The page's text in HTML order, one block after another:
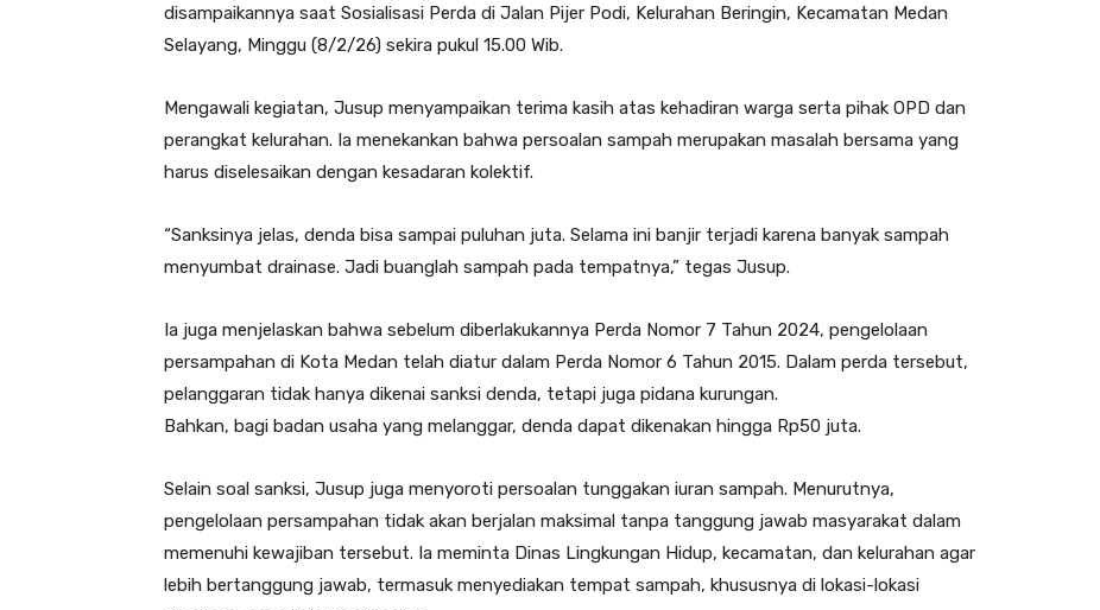
disampaikannya saat Sosialisasi Perda di Jalan Pijer Podi, Kelurahan Beringin, Kecamatan Medan
Selayang, Minggu (8/2/26) sekira pukul 15.00 Wib.
Mengawali kegiatan, Jusup menyampaikan terima kasih atas kehadiran warga serta pihak OPD dan
perangkat kelurahan. Ia menekankan bahwa persoalan sampah merupakan masalah bersama yang
harus diselesaikan dengan kesadaran kolektif.
“Sanksinya jelas, denda bisa sampai puluhan juta. Selama ini banjir terjadi karena banyak sampah
menyumbat drainase. Jadi buanglah sampah pada tempatnya,” tegas Jusup.
Ia juga menjelaskan bahwa sebelum diberlakukannya Perda Nomor 7 Tahun 2024, pengelolaan
persampahan di Kota Medan telah diatur dalam Perda Nomor 6 Tahun 2015. Dalam perda tersebut,
pelanggaran tidak hanya dikenai sanksi denda, tetapi juga pidana kurungan.
Bahkan, bagi badan usaha yang melanggar, denda dapat dikenakan hingga Rp50 juta.
Selain soal sanksi, Jusup juga menyoroti persoalan tunggakan iuran sampah. Menurutnya,
pengelolaan persampahan tidak akan berjalan maksimal tanpa tanggung jawab masyarakat dalam
memenuhi kewajiban tersebut. Ia meminta Dinas Lingkungan Hidup, kecamatan, dan kelurahan agar
lebih bertanggung jawab, termasuk menyediakan tempat sampah, khususnya di lokasi-lokasi